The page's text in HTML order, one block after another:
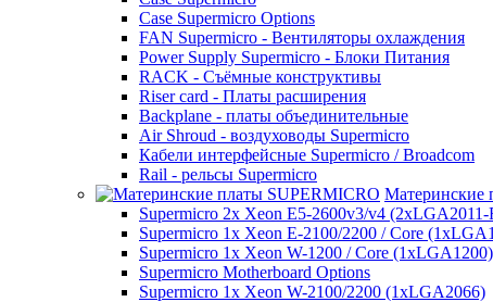
Case Supermicro Options
FAN Supermicro - Вентиляторы охлаждения
Power Supply Supermicro - Блоки Питания
RACK - Съёмные конструктивы
Riser card - Платы расширения
Backplane - платы объединительные
Air Shroud - воздуховоды Supermicro
Кабели интерфейсные Supermicro / Broadcom
Rail - рельсы Supermicro
Материнские
Supermicro 2x Xeon E5-2600v3/v4 (2xLGA2011-
Supermicro 1x Xeon E-2100/2200 / Core
Supermicro 1x Xeon W-1200 / Core (1xLGA1200)
Supermicro Motherboard Options
Supermicro 1x Xeon W-2100/2200 (1xLGA2066)